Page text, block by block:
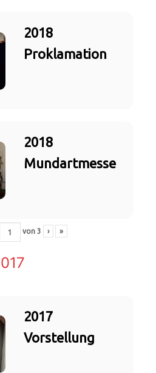
2018
Proklamation
2018
Mundartmesse
von 3 › »
2017
Vorstellung